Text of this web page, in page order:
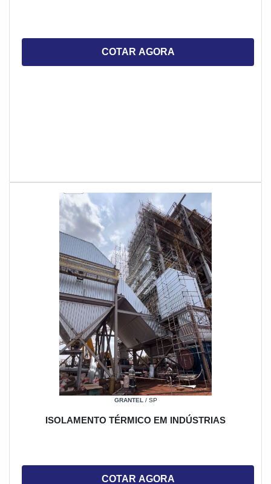
COTAR AGORA
GRANTEL / SP
ISOLAMENTO TÉRMICO EM INDÚSTRIAS
COTAR AGORA